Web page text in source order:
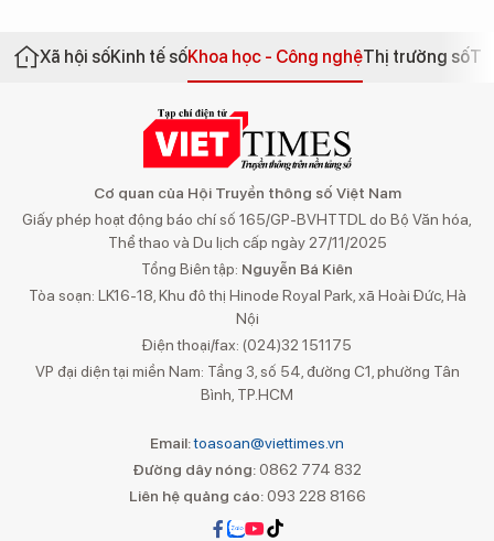
Xã hội sốKinh tế sốKhoa học - Công nghệThị trường số
Cơ quan của Hội Truyền thông số Việt Nam
Giấy phép hoạt động báo chí số 165/GP-BVHTTDL do Bộ Văn hóa,
Thể thao và Du lịch cấp ngày 27/11/2025
Tổng Biên tập: Nguyễn Bá Kiên
Tòa soạn: LK16-18, Khu đô thị Hinode Royal Park, xã Hoài Đức, Hà
Nội
Điện thoại/fax: (024)32 151175
VP đại diện tại miền Nam: Tầng 3, số 54, đường C1, phường Tân
Bình, TP.HCM
Email:toasoan@viettimes.vn
Đường dây nóng: 0862 774 832
Liên hệ quảng cáo:093 228 8166